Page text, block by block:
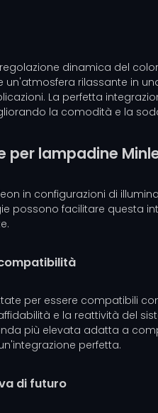
dinamica del
un'atmosfera rilassante in
La perfetta
la comodità e la
per lampadine
in configurazioni di
possono facilitare questa
per essere compatibili
e la reattività del
più elevata adatta a
perfetta.
di futuro